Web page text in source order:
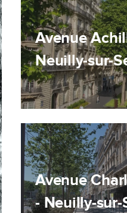
Avenue
Neuilly-sur-
Avenue
- Neuilly-sur-